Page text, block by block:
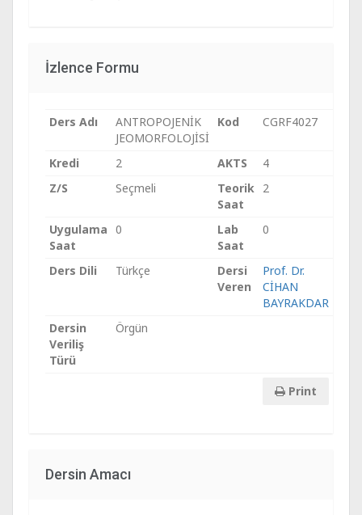
İzlence Formu
Ders Adı
ANTROPOJENİK
JEOMORFOLOJİSİ
Kod CGRF4027
Kredi 2 AKTS
4
Z/S
Seçmeli
Teorik
Saat
2
Uygulama
Saat
0
Lab
Saat
0
Ders Dili Türkçe
Dersi
Veren
Prof. Dr.
CİHAN
BAYRAKDAR
Dersin
Veriliş
Türü
Örgün
Print
Dersin Amacı